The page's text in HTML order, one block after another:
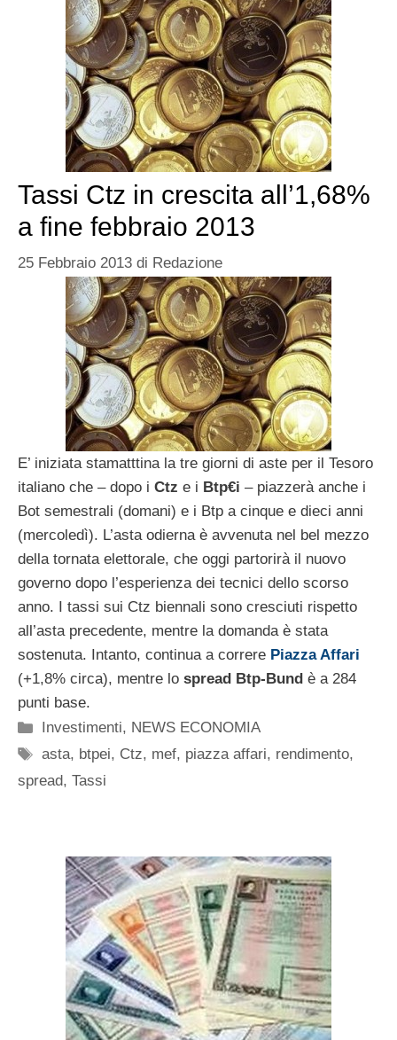
Tassi Ctz in crescita all’1,68%
a fine febbraio 2013
25 Febbraio 2013 di Redazione
E’ iniziata stamatttina la tre giorni di aste per il Tesoro
italiano che – dopo i Ctz e i Btp€i – piazzerà anche i
Bot semestrali (domani) e i Btp a cinque e dieci anni
(mercoledì). L’asta odierna è avvenuta nel bel mezzo
della tornata elettorale, che oggi partorirà il nuovo
governo dopo l’esperienza dei tecnici dello scorso
anno. I tassi sui Ctz biennali sono cresciuti rispetto
all’asta precedente, mentre la domanda è stata
sostenuta. Intanto, continua a correre Piazza Affari
(+1,8% circa), mentre lo spread Btp-Bund è a 284
punti base.
Categorie
Investimenti, NEWS ECONOMIA
Tag
asta, btpei, Ctz, mef, piazza affari, rendimento,
spread, Tassi